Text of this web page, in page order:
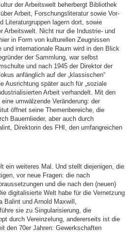
der Arbeitswelt beherbergt Bibliothek
Arbeit, Forschungsliteratur sowie Vor-
Literaturgruppen lagern dort, sowie
Arbeitswelt. Nicht nur die Industrie- und
in Form von kulturellen Zeugnissen
internationale Raum wird in den Blick
der Sammlung, war selbst
und nach 1945 der Direktor der
anfänglich auf der „klassischen“
Ausrichtung später auch für „soziale
Arbeit verhandelt. Mit den
umwälzende Veränderung: der
öffnet seine Themenbereiche, die
Bauernlieder, aber auch durch
Direktorin des FHI, den umfangreichen
ein weiteres Mal. Und stellt diejenigen, die
vor neue Fragen: die nach
und die nach den (neuen)
digitalisierte Welt habe für die Vernetzung
und Arnold Maxwill,
sie zu Singularisierung, die
durch Vereinzelung, andererseits ist die
den 70er Jahren: Gewerkschaften